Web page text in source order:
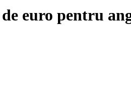
euro pentru